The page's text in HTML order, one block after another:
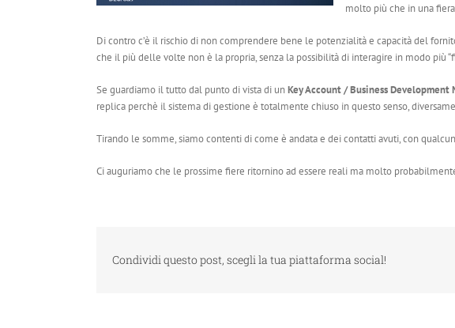
molto più che in una
Di contro c’è il rischio di non comprendere bene le potenzialità e capacità del
che il più delle volte non è la propria, senza la possibilità di interagire in modo più
Se guardiamo il tutto dal punto di vista di unKey Account / Business Development
replica perchè il sistema di gestione è totalmente chiuso in questo senso,
Tirando le somme, siamo contenti di come è andata e dei contatti avuti, con
Ci auguriamo che le prossime fiere ritornino ad essere reali ma molto
Condividi questo post, scegli la tua piattaforma social!